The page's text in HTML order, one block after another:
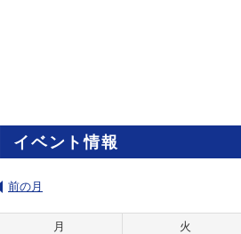
イベント情報
前の月
月 火